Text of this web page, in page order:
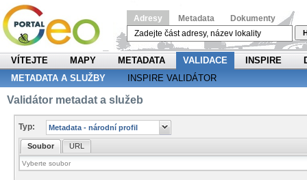
Adresy Metadata Dokumenty
VÍTEJTE MAPY METADATA VALIDACE INSPIRE
METADATA A SLUŽBY
INSPIRE VALIDÁTOR
Validátor metadat a služeb
Typ:
Soubor URL